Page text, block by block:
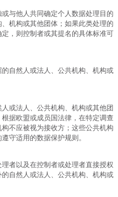
与他人共同确定个人数据处理目的
机构或其他团体；如果此类处理的
，则控制者或其提名的具体标准可
自然人或法人、公共机构、机构或
或法人、公共机构、机构或其他团
据欧盟或成员国法律，在特定调查
不应被视为接收方；这些公共机构
守适用的数据保护规则。
者以及在控制者或处理者直接授权
自然人或法人、公共机构、机构或